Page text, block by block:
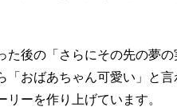
た後の「さらにその先の夢
おばあちゃん可愛い」と
ーを作り上げています。